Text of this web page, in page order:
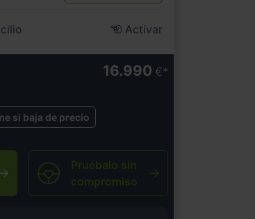
Activar
16.990 €
si baja de precio
Pruébalo sin
compromiso